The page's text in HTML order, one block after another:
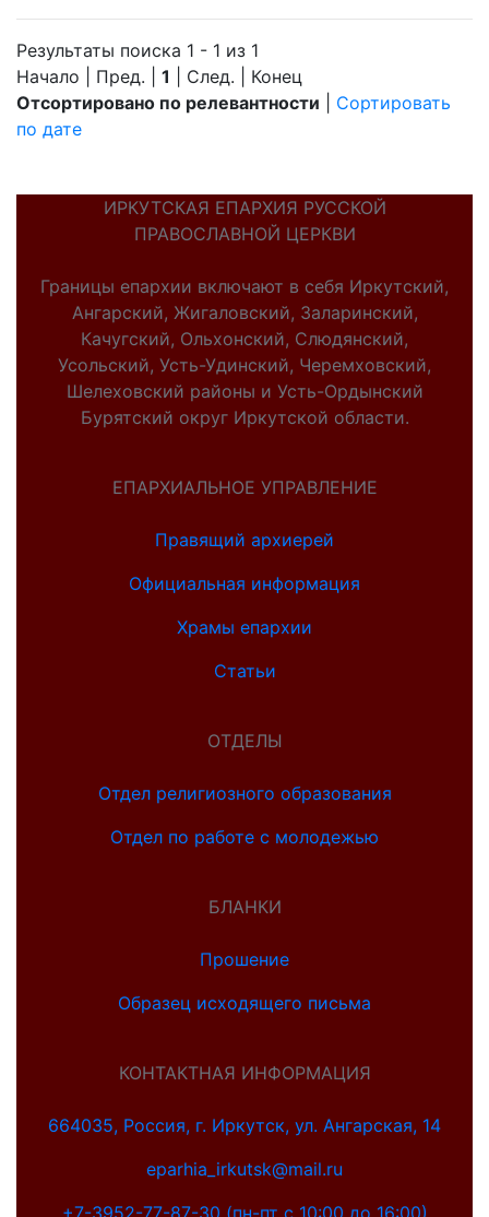
Результаты поиска 1 - 1 из 1
Начало | Пред. | 1 | След. | Конец
Отсортировано по релевантности
Сортировать
по дате
ИРКУТСКАЯ ЕПАРХИЯ РУССКОЙ
ПРАВОСЛАВНОЙ ЦЕРКВИ
Границы епархии включают в себя Иркутский,
Ангарский, Жигаловский, Заларинский,
Качугский, Ольхонский, Слюдянский,
Усольский, Усть-Удинский, Черемховский,
Шелеховский районы и Усть-Ордынский
Бурятский округ Иркутской области.
ЕПАРХИАЛЬНОЕ УПРАВЛЕНИЕ
Правящий архиерей
Официальная информация
Храмы епархии
Статьи
ОТДЕЛЫ
Отдел религиозного образования
Отдел по работе с молодежью
БЛАНКИ
Прошение
Образец исходящего письма
КОНТАКТНАЯ ИНФОРМАЦИЯ
664035, Россия, г. Иркутск, ул. Ангарская, 14
eparhia_irkutsk@mail.ru
+7-3952-77-87-30 (пн-пт с 10:00 до 16:00)